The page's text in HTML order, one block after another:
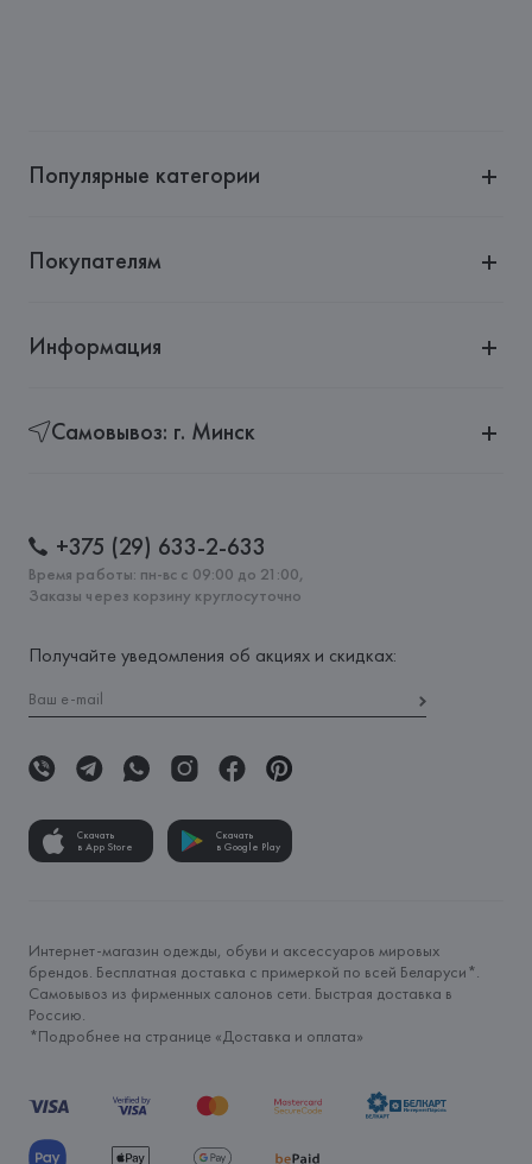
Популярные категории
Покупателям
Информация
Самовывоз: г. Минск
+375 (29) 633-2-633
Время работы: пн-вс с 09:00 до 21:00,
Заказы через корзину круглосуточно
Получайте уведомления об акциях и скидках:
Скачать
в App Store
Скачать
в Google Play
Интернет-магазин одежды, обуви и аксессуаров мировых
брендов. Бесплатная доставка с примеркой по всей Беларуси*.
Самовывоз из фирменных салонов сети. Быстрая доставка в
Россию.
*Подробнее на странице «Доставка и оплата»